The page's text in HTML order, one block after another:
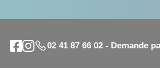
02 41 87 66 02 - Demande